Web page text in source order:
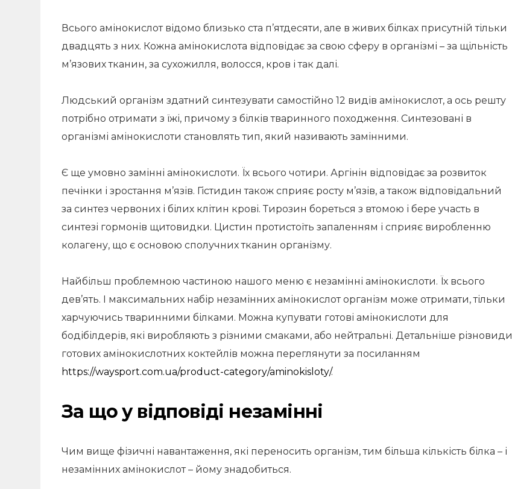
Всього амінокислот відомо близько ста п’ятдесяти, але в живих білках присутній тільки
двадцять з них. Кожна амінокислота відповідає за свою сферу в організмі – за щільність
м’язових тканин, за сухожилля, волосся, кров і так далі.
Людський організм здатний синтезувати самостійно 12 видів амінокислот, а ось решту
потрібно отримати з їжі, причому з білків тваринного походження. Синтезовані в
організмі амінокислоти становлять тип, який називають замінними.
Є ще умовно замінні амінокислоти. Їх всього чотири. Аргінін відповідає за розвиток
печінки і зростання м’язів. Гістидин також сприяє росту м’язів, а також відповідальний
за синтез червоних і білих клітин крові. Тирозин бореться з втомою і бере участь в
синтезі гормонів щитовидки. Цистин протистоїть запаленням і сприяє виробленню
колагену, що є основою сполучних тканин організму.
Найбільш проблемною частиною нашого меню є незамінні амінокислоти. Їх всього
дев’ять. І максимальних набір незамінних амінокислот організм може отримати, тільки
харчуючись тваринними білками. Можна купувати готові амінокислоти для
бодібілдерів, які виробляють з різними смаками, або нейтральні. Детальніше різновиди
готових амінокислотних коктейлів можна переглянути за посиланням
https://waysport.com.ua/product-category/aminokisloty/.
За що у відповіді незамінні
Чим вище фізичні навантаження, які переносить організм, тим більша кількість білка – і
незамінних амінокислот – йому знадобиться.